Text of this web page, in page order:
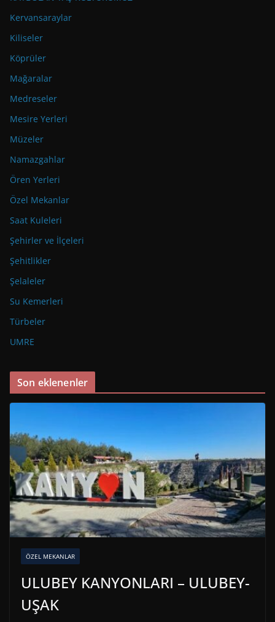
Kervansaraylar
Kiliseler
Köprüler
Mağaralar
Medreseler
Mesire Yerleri
Müzeler
Namazgahlar
Ören Yerleri
Özel Mekanlar
Saat Kuleleri
Şehirler ve İlçeleri
Şehitlikler
Şelaleler
Su Kemerleri
Türbeler
UMRE
Son eklenenler
ÖZEL MEKANLAR
ULUBEY KANYONLARI – ULUBEY-
UŞAK